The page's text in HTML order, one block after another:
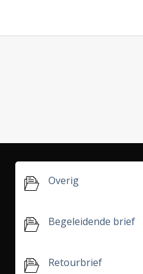
Overig
Begeleidende brief
Retourbrief